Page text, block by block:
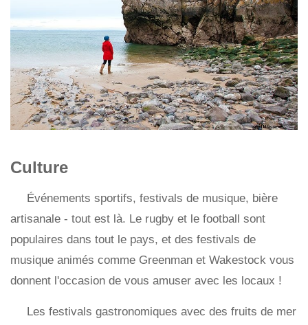
Culture
Événements sportifs, festivals de musique, bière
artisanale - tout est là. Le rugby et le football sont
populaires dans tout le pays, et des festivals de
musique animés comme Greenman et Wakestock vous
donnent l'occasion de vous amuser avec les locaux !
Les festivals gastronomiques avec des fruits de mer